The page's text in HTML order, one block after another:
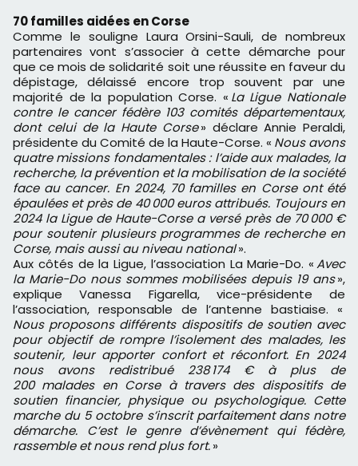
70 familles aidées en Corse
Comme le souligne Laura Orsini-Sauli, de nombreux
partenaires vont s’associer à cette démarche pour
que ce mois de solidarité soit une réussite en faveur du
dépistage, délaissé encore trop souvent par une
majorité de la population Corse. « La Ligue Nationale
contre le cancer fédère 103 comités départementaux,
dont celui de la Haute Corse» déclare Annie Peraldi,
présidente du Comité de la Haute-Corse. « Nous avons
quatre missions fondamentales : l’aide aux malades, la
recherche, la prévention et la mobilisation de la société
face au cancer. En 2024, 70 familles en Corse ont été
épaulées et près de 40 000 euros attribués. Toujours en
2024 la Ligue de Haute-Corse a versé près de 70 000 €
pour soutenir plusieurs programmes de recherche en
Corse, mais aussi au niveau national».
Aux côtés de la Ligue, l’association La Marie-Do. «Avec
la Marie-Do nous sommes mobilisées depuis 19 ans»,
explique Vanessa Figarella, vice-présidente de
l’association, responsable de l’antenne bastiaise. «
Nous proposons différents dispositifs de soutien avec
pour objectif de rompre l’isolement des malades, les
soutenir, leur apporter confort et réconfort. En 2024
nous avons redistribué 238 174 € à plus de
200 malades en Corse à travers des dispositifs de
soutien financier, physique ou psychologique. Cette
marche du 5 octobre s’inscrit parfaitement dans notre
démarche. C’est le genre d’évènement qui fédère,
rassemble et nous rend plus fort.»